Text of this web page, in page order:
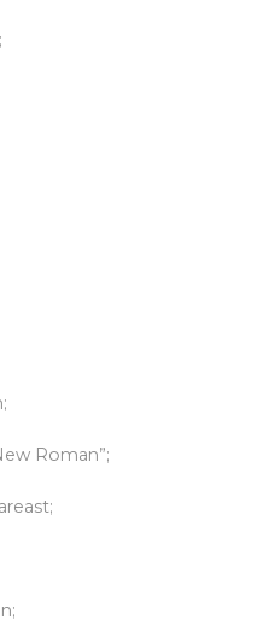
Roman”;